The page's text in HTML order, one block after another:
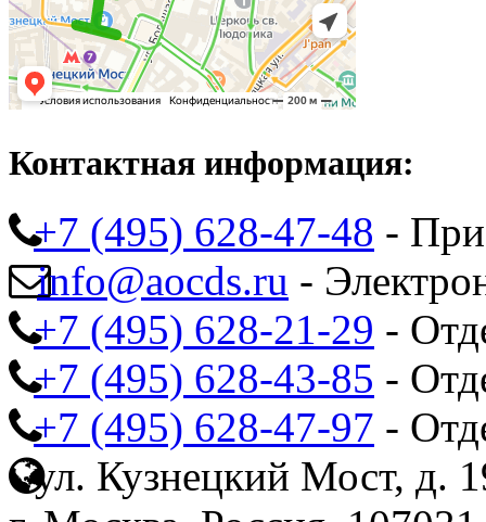
Контактная информация:
+7 (495) 628-47-48 -
info@aocds.ru -
+7 (495) 628-21-29 -
+7 (495) 628-43-85 -
+7 (495) 628-47-97 -
ул. Кузнецкий Мост, д.